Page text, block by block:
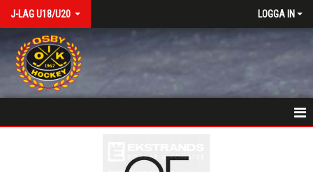
J-LAG U18/U20 LOGGA IN